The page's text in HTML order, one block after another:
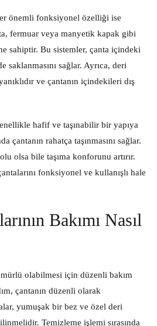
önemli fonksiyonel özelliği ise
fermuar veya manyetik kapak gibi
sahiptir. Bu sistemler, çanta içindeki
saklanmasını sağlar. Ayrıca, deri
ve çantanın içindekileri dış
hafif ve taşınabilir bir yapıya
çantanın rahatça taşınmasını sağlar.
olsa bile taşıma konforunu artırır.
fonksiyonel ve kullanışlı hale
Bakımı Nasıl
olabilmesi için düzenli bakım
çantanın düzenli olarak
yumuşak bir bez ve özel deri
Temizleme işlemi sırasında